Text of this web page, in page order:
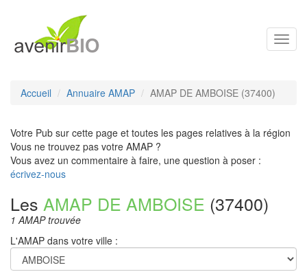
Accueil Annuaire AMAP AMAP DE AMBOISE (37400)
Votre Pub sur cette page et toutes les pages relatives à la région
Vous ne trouvez pas votre AMAP ?
Vous avez un commentaire à faire, une question à poser :
écrivez-nous
Les AMAP DE AMBOISE (37400)
1 AMAP trouvée
L'AMAP dans votre ville :